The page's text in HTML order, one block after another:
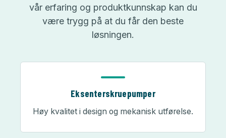
vår erfaring og produktkunnskap kan du
være trygg på at du får den beste
løsningen.
Eksenterskruepumper
Høy kvalitet i design og mekanisk utførelse.